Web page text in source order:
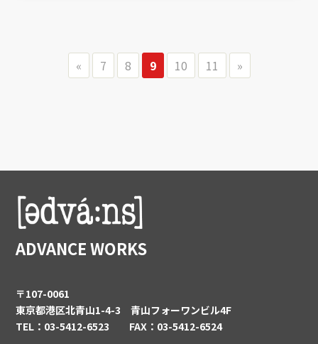
« 7 8 9 10 11 »
ADVANCE WORKS
〒107-0061
東京都港区北青山1-4-3 青山フォーワンビル4F
TEL：03-5412-6523 FAX：03-5412-6524